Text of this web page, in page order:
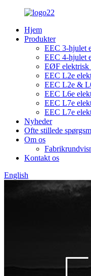
Hjem
Produkter
EEC 3-hjulet
EEC 4-hjulet
EØF elektrisk
EEC L2e
EEC L2e &
EEC L6e
EEC L7e
EEC L7e
Nyheder
Ofte stillede
Om os
Kontakt os
English